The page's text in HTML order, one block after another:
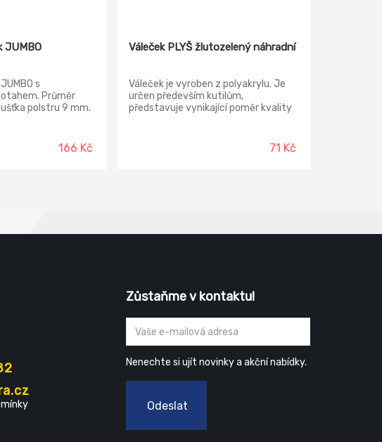
JUMBO
s
Průměr
polstru 9 mm.
166 Kč
Váleček PLYŠ žlutozelený náhradní
Váleček je vyroben z polyakrylu. Je
určen především kutilům,
představuje vynikající poměr kvality
průměr držadla 6 mm, výška plyše 18
71 Kč
Zůstaňme v kontaktu!
Nenechte si ujít novinky a akční nabídky.
Odeslat